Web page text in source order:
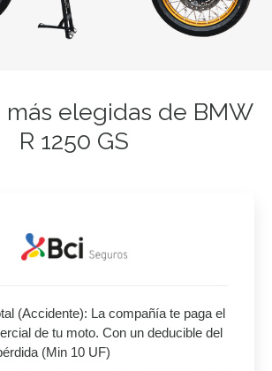
elegidas de BMW
R 1250 GS
(Accidente): La compañía te paga el
de tu moto. Con un deducible del
(Min 10 UF)